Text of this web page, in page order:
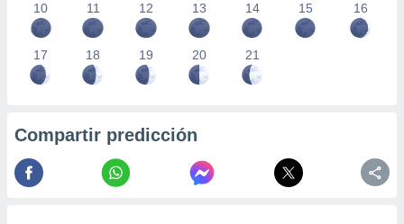
10 11 12 13 14 15 16
17 18 19 20 21
Compartir predicción